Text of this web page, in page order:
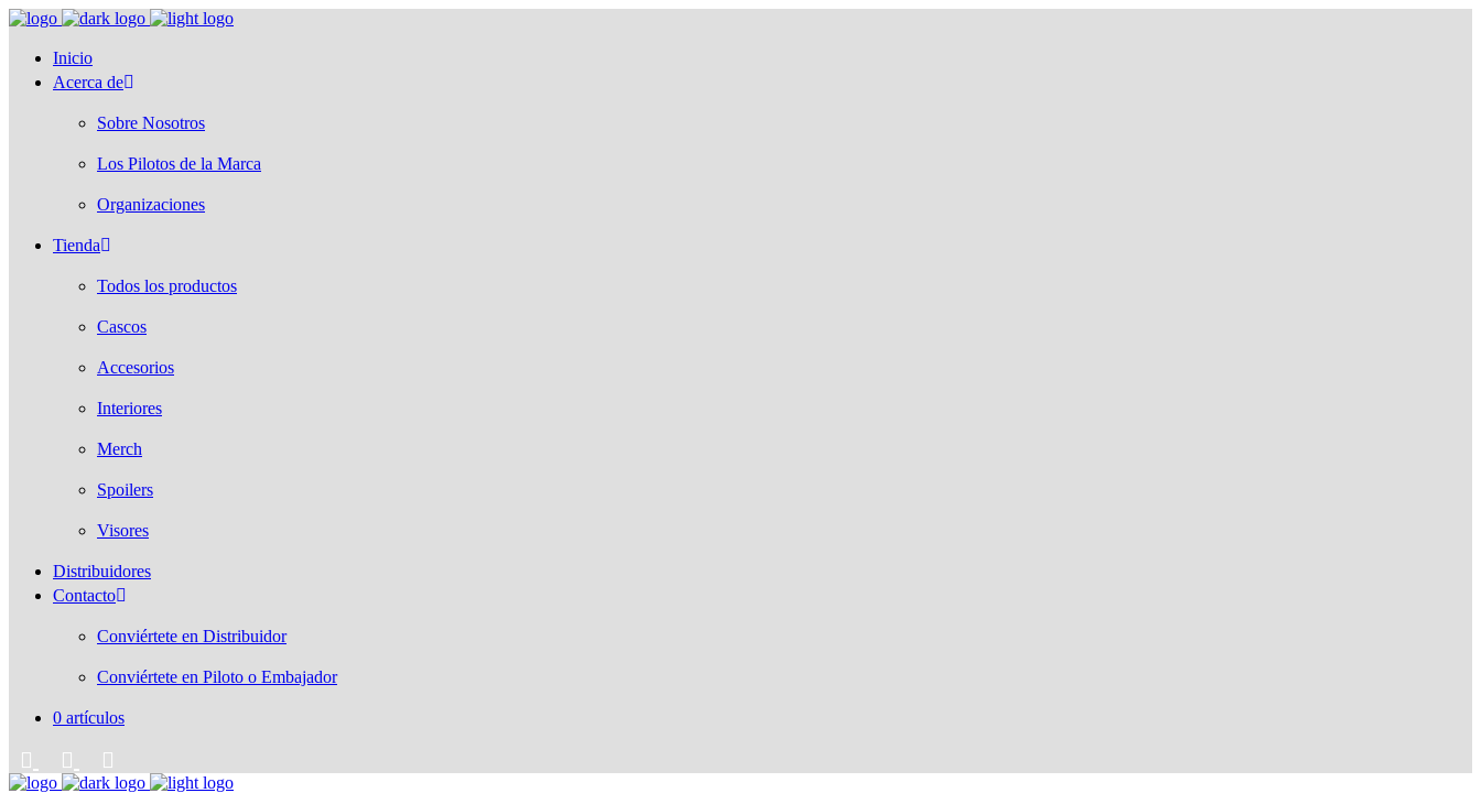
Inicio
Acerca de
Sobre Nosotros
Los Pilotos de la Marca
Organizaciones
Tienda
Todos los productos
Cascos
Accesorios
Interiores
Merch
Spoilers
Visores
Distribuidores
Contacto
Conviértete en Distribuidor
Conviértete en Piloto o Embajador
0 artículos